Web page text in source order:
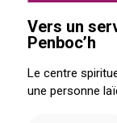
Vers un
Penboc’h
Le centre
une personne